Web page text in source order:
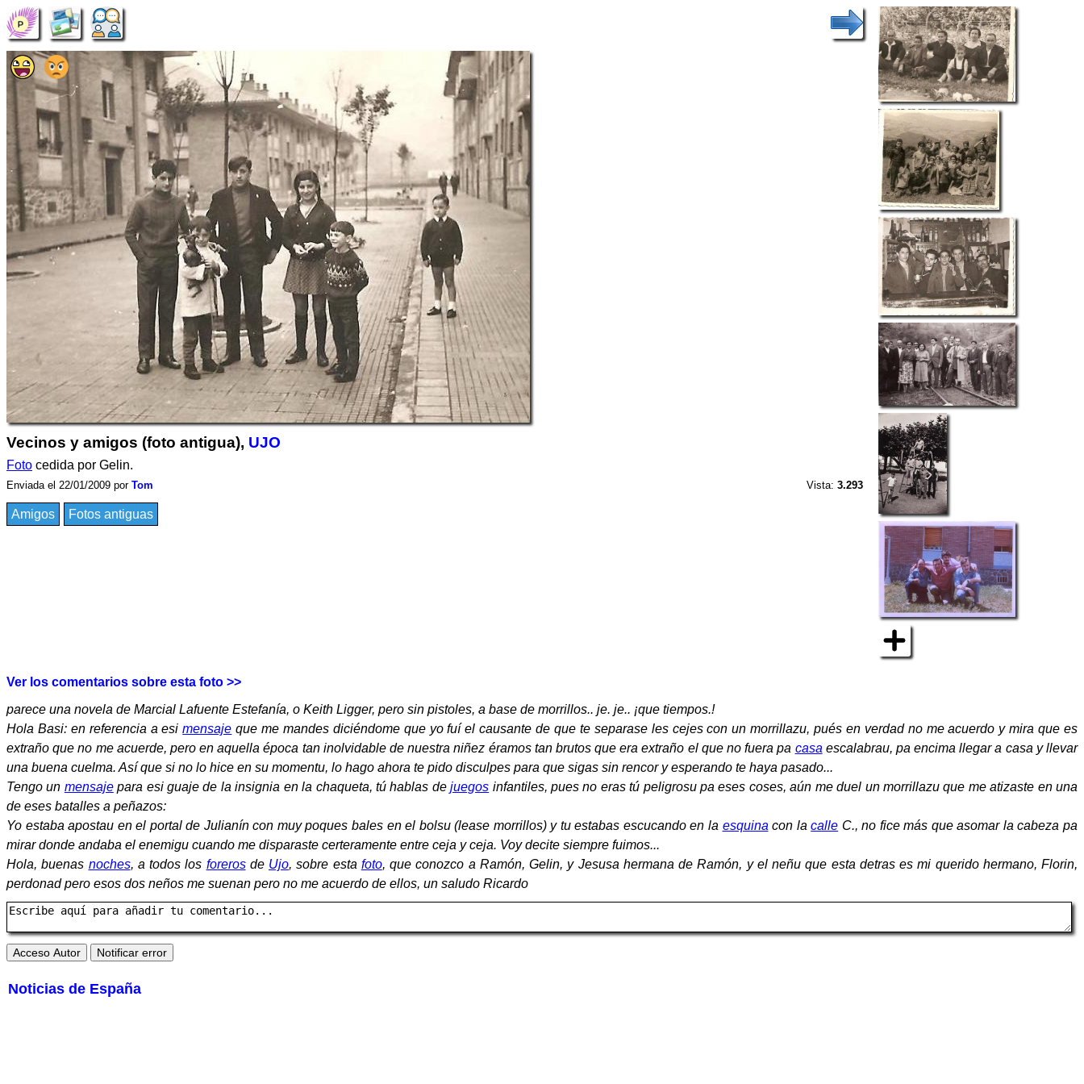
Vecinos y amigos (foto antigua), UJO
Foto cedida por Gelin.
Enviada el 22/01/2009 por Tom Vista:3.293
Amigos Fotos antiguas
Ver los comentarios sobre esta foto >>
parece una novela de Marcial Lafuente Estefanía, o Keith Ligger, pero sin pistoles, a base de morrillos.. je. je.. ¡que tiempos.!
Hola Basi: en referencia a esimensaje que me mandes diciéndome que yo fuí el causante de que te separase les cejes con un morrillazu, pués en verdad no me acuerdo y mira que es
extraño que no me acuerde, pero en aquella época tan inolvidable de nuestra niñez éramos tan brutos que era extraño el que no fuera pa casa escalabrau, pa encima llegar a casa y llevar
una buena cuelma. Así que si no lo hice en su momentu, lo hago ahora te pido disculpes para que sigas sin rencor y esperando te haya pasado...
Tengo un mensajepara esi guaje de la insignia en la chaqueta, tú hablas dejuegos infantiles, pues no eras tú peligrosu pa eses coses, aún me duel un morrillazu que me atizaste en una
de eses batalles a peñazos:
Yo estaba apostau en el portal de Julianín con muy poques bales en el bolsu (lease morrillos) y tu estabas escucando en la esquina con lacalle C., no fice más que asomar la cabeza pa
mirar donde andaba el enemigu cuando me disparaste certeramente entre ceja y ceja. Voy decite siempre fuimos...
Hola, buenas noches, a todos los forerosde Ujo, sobre esta foto, que conozco a Ramón, Gelin, y Jesusa hermana de Ramón, y el neñu que esta detras es mi querido hermano, Florin,
perdonad pero esos dos neños me suenan pero no me acuerdo de ellos, un saludo Ricardo
Noticias de España